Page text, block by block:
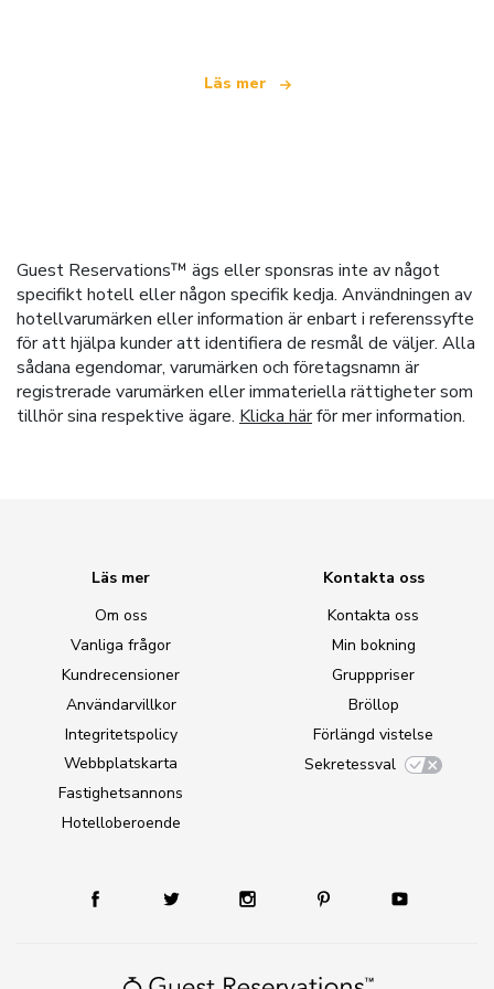
Läs mer
Guest Reservations™ ägs eller sponsras inte av något
specifikt hotell eller någon specifik kedja. Användningen av
hotellvarumärken eller information är enbart i referenssyfte
för att hjälpa kunder att identifiera de resmål de väljer. Alla
sådana egendomar, varumärken och företagsnamn är
registrerade varumärken eller immateriella rättigheter som
tillhör sina respektive ägare. Klicka härför mer information.
Läs mer
Om oss
Vanliga frågor
Kundrecensioner
Användarvillkor
Integritetspolicy
Webbplatskarta
Fastighetsannons
Hotelloberoende
Kontakta oss
Kontakta oss
Min bokning
Grupppriser
Bröllop
Förlängd vistelse
Sekretessval